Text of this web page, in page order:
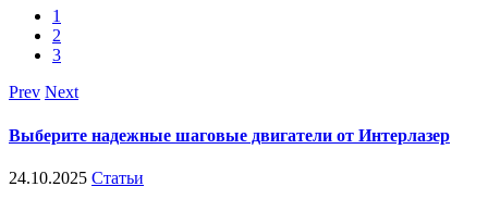
1
2
3
Prev Next
Выберите надежные шаговые двигатели от Интерлазер
24.10.2025 Статьи